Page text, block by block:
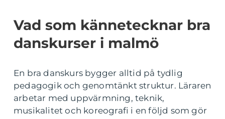
Vad som kännetecknar bra
danskurser i malmö
En bra danskurs bygger alltid på tydlig
pedagogik och genomtänkt struktur. Läraren
arbetar med uppvärmning, teknik,
musikalitet och koreografi i en följd som gör